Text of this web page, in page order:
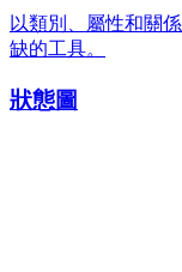
以類別、屬性和關
缺的工具。
狀態圖